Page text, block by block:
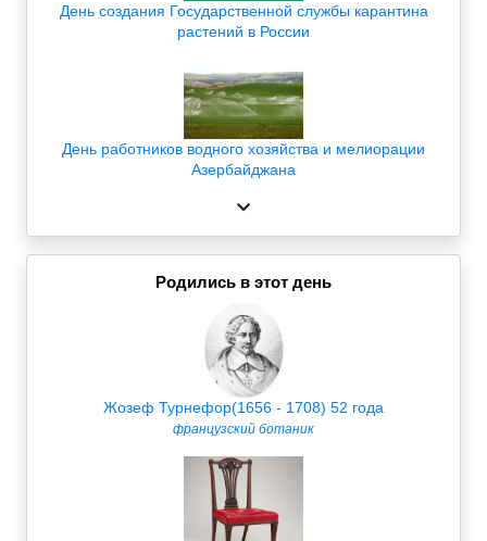
День создания Государственной службы карантина
растений в России
День работников водного хозяйства и мелиорации
Азербайджана
Родились в этот день
Жозеф Турнефор(1656 - 1708) 52 года
французский ботаник